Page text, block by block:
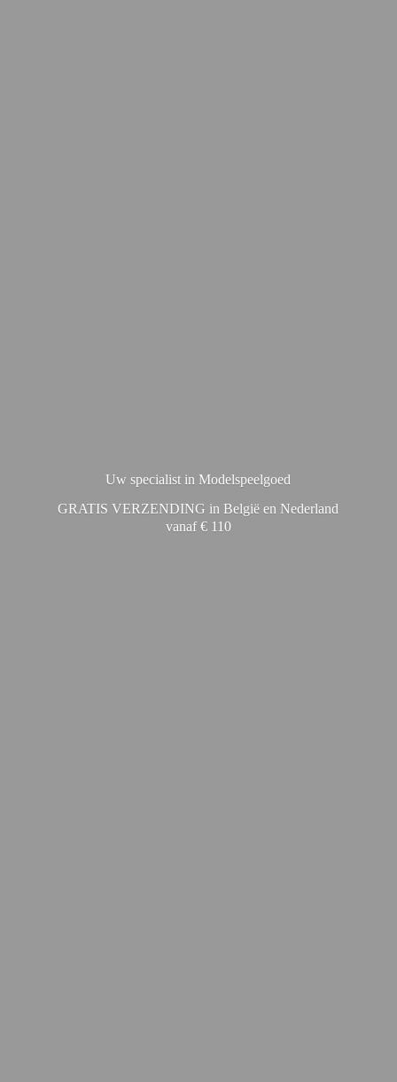
Uw specialist in Modelspeelgoed
GRATIS VERZENDING in België en Nederland
vanaf € 110